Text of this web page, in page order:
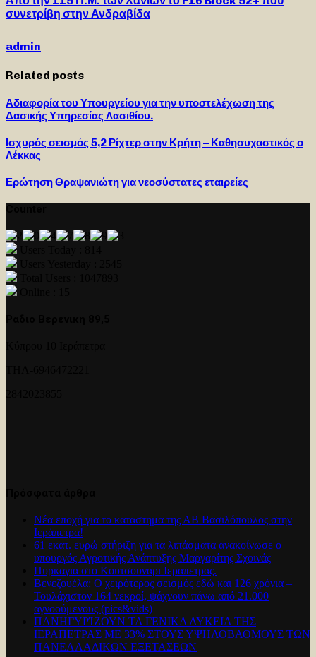
συνετρίβη στην Ανδραβίδα
admin
Related posts
Αδιαφορία του Υπουργείου για την υποστελέχωση της
Δασικής Υπηρεσίας Λασιθίου.
Ισχυρός σεισμός 5,2 Ρίχτερ στην Κρήτη – Καθησυχαστικός ο
Λέκκας
Ερώτηση Θραψανιώτη για νεοσύστατες εταιρείες
Νέα εποχή για το καταστημα της ΑΒ Βασιλόπουλος στην
Ιεράπετρα!
61 εκατ. ευρώ στήριξη για τα λιπάσματα ανακοίνωσε ο
υπουργός Αγροτικής Ανάπτυξης Μαργαρίτης Σχοινάς
Πυρκαγια στο Κουτσουναρι Ιεραπετρας.
Βενεζουέλα: Ο χειρότερος σεισμός εδώ και 126 χρόνια –
Τουλάχιστον 164 νεκροί, ψάχνουν πάνω από 21.000
αγνοούμενους (pics&vids)
ΠΑΝΗΓΥΡΊΖΟΥΝ ΤΑ ΓΕΝΙΚΑ ΛΥΚΕΙΑ ΤΗΣ
ΙΕΡΑΠΕΤΡΑΣ ΜΕ 33% ΣΤΟΥΣ ΥΨΗΛΟΒΑΘΜΟΥΣ ΤΩΝ
ΠΑΝΕΛΛΑΔΙΚΩΝ ΕΞΕΤΑΣΕΩΝ